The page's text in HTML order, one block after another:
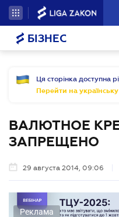
БІЗНЕС
Ця сторінка доступна
Перейти на українську
ВАЛЮТНОЕ
ЗАПРЕЩЕНО
29 августа 2014, 09:06
Реклама